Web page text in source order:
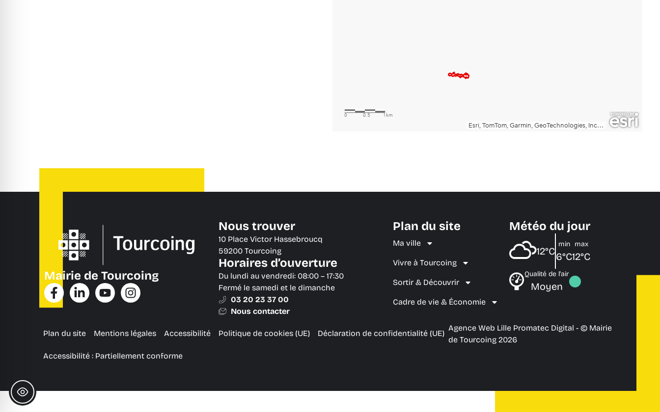
Mairie de Tourcoing
Nous trouver
10 Place Victor Hassebroucq
59200 Tourcoing
Horaires d’ouverture
Du lundi au vendredi: 08:00 – 17:30
Fermé le samedi et le dimanche
03 20 23 37 00
Nous contacter
Plan du site
Ma ville
Vivre à Tourcoing
Sortir & Découvrir
Cadre de vie & Économie
Météo du jour
12°C
min
6°C
max
12°C
Qualité de l'air
Moyen
Plan du site Mentions légales Accessibilité Politique de cookies (UE) Déclaration de confidentialité (UE)
Accessibilité : Partiellement conforme
Agence Web Lille Promatec Digital - © Mairie
de Tourcoing 2026